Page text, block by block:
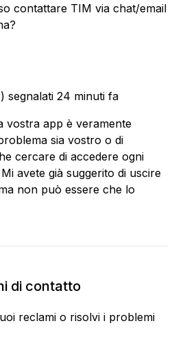
contattare TIM via chat/email
segnalati 24 minuti fa
vostra app è veramente
sia vostro o di
cercare di accedere ogni
avete già suggerito di uscire
non può essere che lo
di contatto
reclami o risolvi i problemi